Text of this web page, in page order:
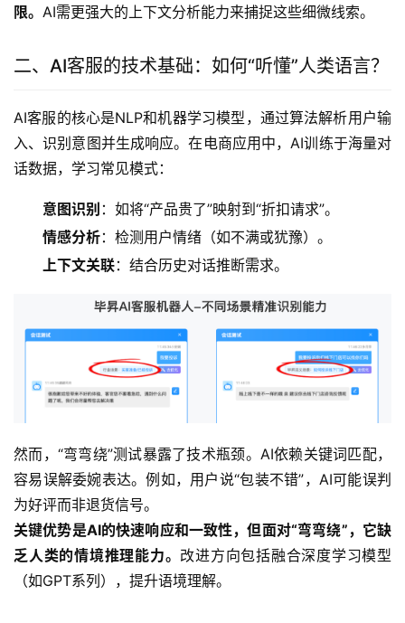
限。 AI需更强大的上下文分析能力来捕捉这些细微线索。
二、AI客服的技术基础：如何“听懂”人类语言？
AI客服的核心是NLP和机器学习模型，通过算法解析用户输
入、识别意图并生成响应。在电商应用中，AI训练于海量对
话数据，学习常见模式：
意图识别 ：如将“产品贵了”映射到“折扣请求”。
情感分析：检测用户情绪（如不满或犹豫）。
上下文关联：结合历史对话推断需求。
然而，“弯弯绕”测试暴露了技术瓶颈。AI依赖关键词匹配，
容易误解委婉表达。例如，用户说“包装不错”，AI可能误判
为好评而非退货信号。
关键优势是AI的快速响应和一致性，但面对“弯弯绕”，它缺
乏人类的情境推理能力。 改进方向包括融合深度学习模型
（如GPT系列），提升语境理解。